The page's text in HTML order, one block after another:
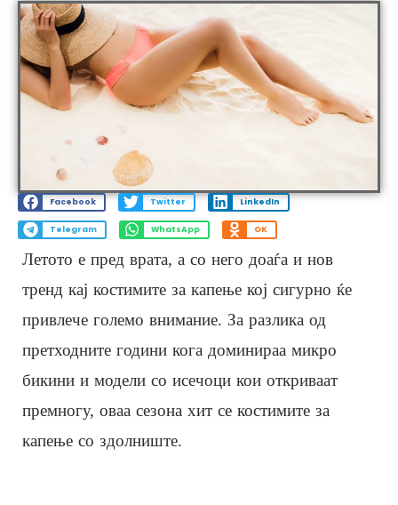
Facebook Twitter LinkedIn
Telegram WhatsApp OK
Летото е пред врата, а со него доаѓа и нов
тренд кај костимите за капење кој сигурно ќе
привлече големо внимание. За разлика од
претходните години кога доминираа микро
бикини и модели со исечоци кои откриваат
премногу, оваа сезона хит се костимите за
капење со здолниште.